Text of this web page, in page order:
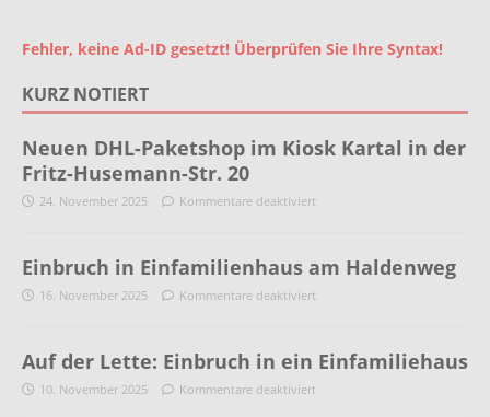
Fehler, keine Ad-ID gesetzt! Überprüfen Sie Ihre Syntax!
KURZ NOTIERT
Neuen DHL-Paketshop im Kiosk Kartal in der
Fritz-Husemann-Str. 20
24. November 2025 Kommentare deaktiviert
Einbruch in Einfamilienhaus am Haldenweg
16. November 2025 Kommentare deaktiviert
Auf der Lette: Einbruch in ein Einfamiliehaus
10. November 2025 Kommentare deaktiviert